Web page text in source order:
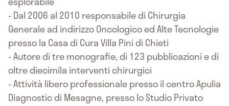
- Dal 2006 al 2010 responsabile di Chirurgia
Generale ad indirizzo Oncologico ed Alte Tecnologie
presso la Casa di Cura Villa Pini di Chieti
- Autore di tre monografie, di 123 pubblicazioni e di
oltre diecimila interventi chirurgici
- Attività libero professionale presso il centro Apulia
Diagnostic di Mesagne, presso lo Studio Privato